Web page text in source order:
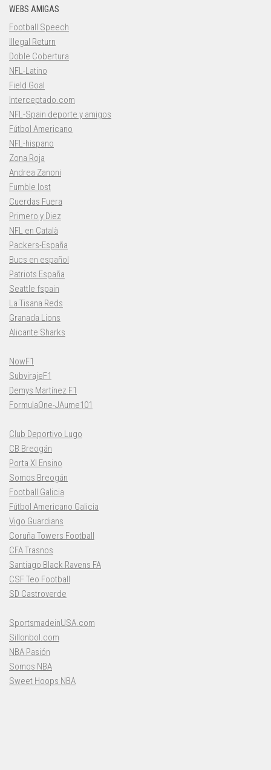
WEBS AMIGAS
Football Speech
Illegal Return
Doble Cobertura
NFL-Latino
Field Goal
Interceptado.com
NFL-Spain deporte y amigos
Fútbol Americano
NFL-hispano
Zona Roja
Andrea Zanoni
Fumble lost
Cuerdas Fuera
Primero y Diez
NFL en Català
Packers-España
Bucs en español
Patriots España
Seattle fspain
La Tisana Reds
Granada Lions
Alicante Sharks
NowF1
SubvirajeF1
Demys Martínez F1
FormulaOne-JAume101
Club Deportivo Lugo
CB Breogán
Porta XI Ensino
Somos Breogán
Football Galicia
Fútbol Americano Galicia
Vigo Guardians
Coruña Towers Football
CFA Trasnos
Santiago Black Ravens FA
CSF Teo Football
SD Castroverde
SportsmadeinUSA.com
Sillonbol.com
NBA Pasión
Somos NBA
Sweet Hoops NBA